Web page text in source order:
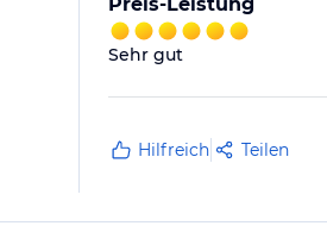
Sehr gut
Hilfreich Teilen